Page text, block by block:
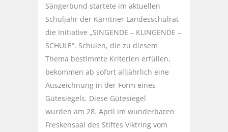
Sängerbund startete im aktuellen
Schuljahr der Kärntner Landesschulrat
die Initiative „SINGENDE – KLINGENDE –
SCHULE“. Schulen, die zu diesem
Thema bestimmte Kriterien erfüllen,
bekommen ab sofort alljährlich eine
Auszeichnung in der Form eines
Gütesiegels. Diese Gütesiegel
wurden am 28. April im wunderbaren
Freskensaal des Stiftes Viktring vom